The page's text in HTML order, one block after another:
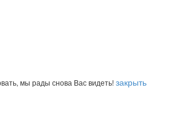
мы рады снова Вас видеть!закрыть